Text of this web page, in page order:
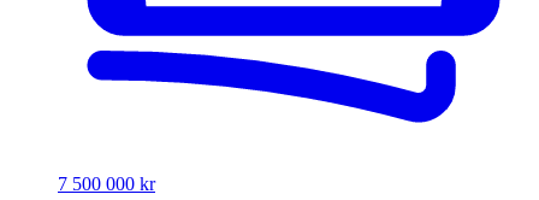
7 500 000 kr